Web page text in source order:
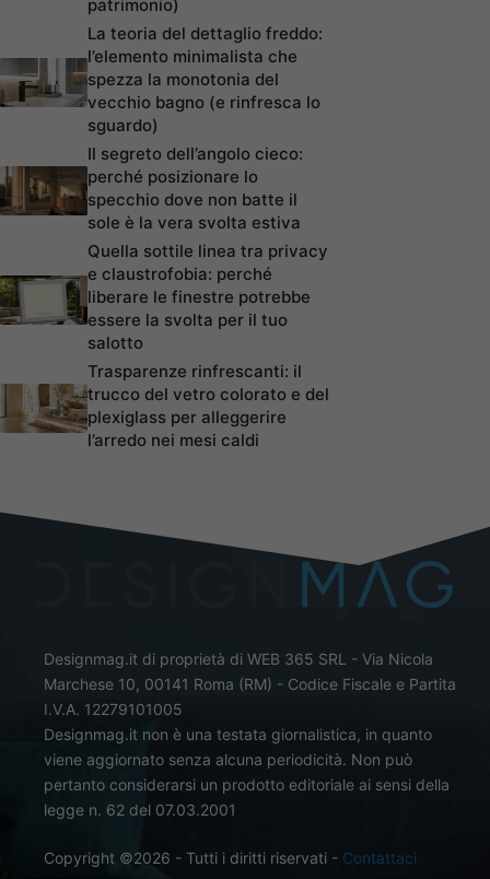
patrimonio)
La teoria del dettaglio freddo:
l’elemento minimalista che
spezza la monotonia del
vecchio bagno (e rinfresca lo
sguardo)
Il segreto dell’angolo cieco:
perché posizionare lo
specchio dove non batte il
sole è la vera svolta estiva
Quella sottile linea tra privacy
e claustrofobia: perché
liberare le finestre potrebbe
essere la svolta per il tuo
salotto
Trasparenze rinfrescanti: il
trucco del vetro colorato e del
plexiglass per alleggerire
l’arredo nei mesi caldi
Designmag.it di proprietà di WEB 365 SRL - Via Nicola
Marchese 10, 00141 Roma (RM) - Codice Fiscale e Partita
I.V.A. 12279101005
Designmag.it non è una testata giornalistica, in quanto
viene aggiornato senza alcuna periodicità. Non può
pertanto considerarsi un prodotto editoriale ai sensi della
legge n. 62 del 07.03.2001
Copyright ©2026 - Tutti i diritti riservati - Contattaci